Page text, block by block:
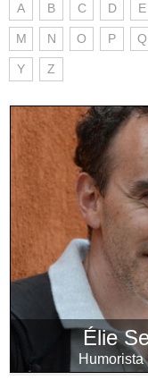
A B C D E
M N O P Q
Y Z
Élie
Humorista